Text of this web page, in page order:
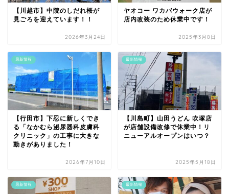
【川越市】中院のしだれ桜が
見ごろを迎えています！！
2026年3月24日
ヤオコー ワカバウォーク店が
店内改装のため休業中です！
2025年3月8日
最新情報
【行田市】下忍に新しくでき
る「なかむら泌尿器科皮膚科
クリニック」の工事に大きな
動きがありました！
2026年7月10日
最新情報
【川島町】山田うどん 吹塚店
が店舗設備改修で休業中！リ
ニューアルオープンはいつ？
2025年5月18日
最新情報 最新情報